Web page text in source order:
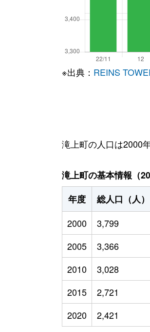
※出典： REINS
滝上町の人口は2000
滝上町の基本情報（
年度
総人口（人）
2000
3,799
2005
3,366
2010
3,028
2015
2,721
2020
2,421